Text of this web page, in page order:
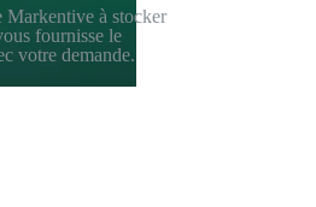
Markentive à stocker
fournisse le
votre demande.